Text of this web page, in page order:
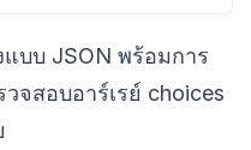
บบ JSON พร้อมการ
จสอบอาร์เรย์ choices